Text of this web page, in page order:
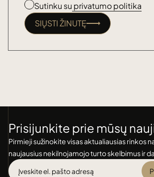
Sutinku su privatumo politika
SIŲSTI ŽINUTĘ
Prisijunkite prie mūsų
Pirmieji sužinokite visas aktualiausias rinkos
naujausius nekilnojamojo turto skelbimus ir